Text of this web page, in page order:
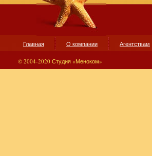
Главная О компании Агентствам
© 2004-2020 Студия «Меноком»